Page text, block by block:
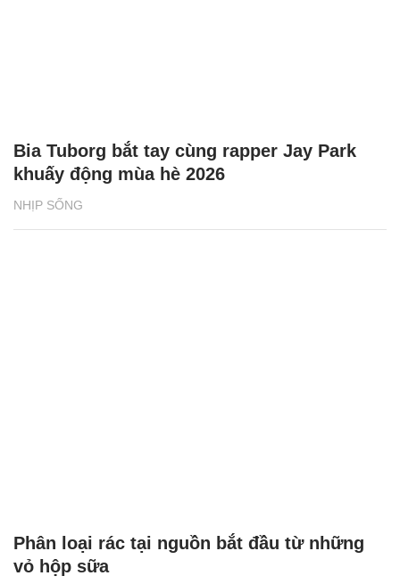
NHỊP SỐNG
Bia Tuborg bắt tay cùng rapper Jay Park
khuấy động mùa hè 2026
Phân loại rác tại nguồn bắt đầu từ những
vỏ hộp sữa